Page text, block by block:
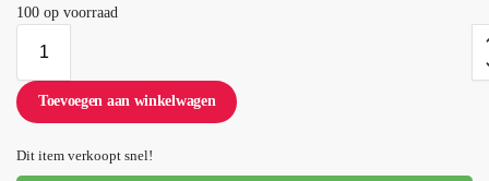
100 op voorraad
Toevoegen aan winkelwagen
Dit item verkoopt snel!